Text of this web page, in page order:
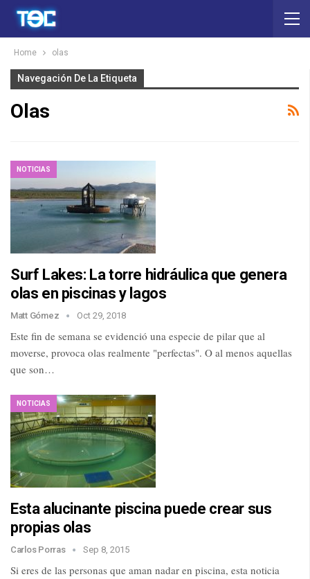
Home olas
Navegación De La Etiqueta
Olas
NOTICIAS
Surf Lakes: La torre hidráulica que genera
olas en piscinas y lagos
Matt Gómez Oct 29, 2018
Este fin de semana se evidenció una especie de pilar que al
moverse, provoca olas realmente "perfectas". O al menos aquellas
que son…
NOTICIAS
Esta alucinante piscina puede crear sus
propias olas
Carlos Porras Sep 8, 2015
Si eres de las personas que aman nadar en piscina, esta noticia